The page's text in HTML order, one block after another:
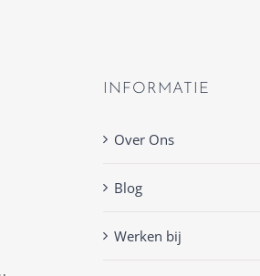
INFORMATIE
Over Ons
Blog
Werken bij